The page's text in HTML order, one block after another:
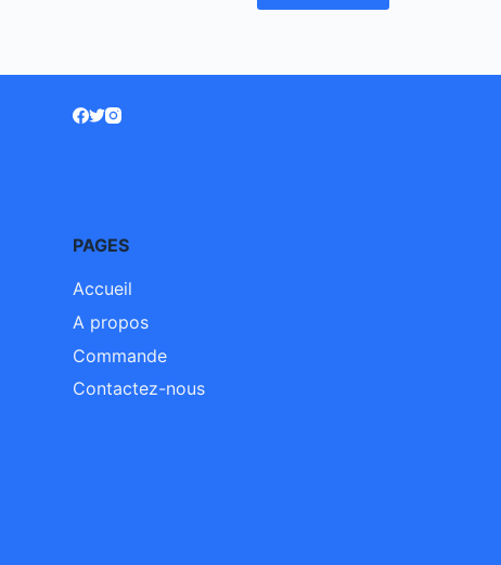
PAGES
Accueil
A propos
Commande
Contactez-nous